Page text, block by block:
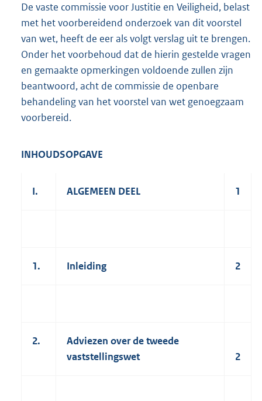
De vaste commissie voor Justitie en Veiligheid, belast
met het voorbereidend onderzoek van dit voorstel
van wet, heeft de eer als volgt verslag uit te brengen.
Onder het voorbehoud dat de hierin gestelde vragen
en gemaakte opmerkingen voldoende zullen zijn
beantwoord, acht de commissie de openbare
behandeling van het voorstel van wet genoegzaam
voorbereid.
INHOUDSOPGAVE
I. ALGEMEEN DEEL 1
1. Inleiding 2
2.
Adviezen over de tweede
vaststellingswet
2